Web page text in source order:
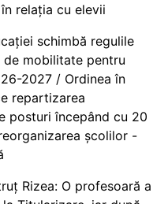
relația cu elevii
schimbă regulile
de mobilitate pentru
2027 / Ordinea în
repartizarea
posturi începând cu 20
școlilor -
Rizea: O profesoară a